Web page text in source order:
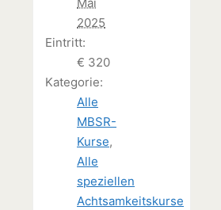
2025
Eintritt:
€ 320
Kategorie:
Alle
MBSR-
Kurse,
Alle
speziellen
Achtsamkeitskurse